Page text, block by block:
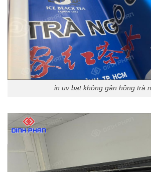
in uv bạt không gân hồng trà